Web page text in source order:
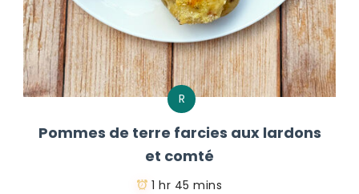
R
Pommes de terre farcies aux lardons
et comté
1 hr 45 mins